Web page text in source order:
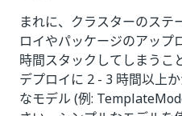
まれに、クラスターのステ
ロイやパッケージのアップ
時間スタックしてしまうこ
デプロイに 2 - 3 時間以上
なモデル (例: